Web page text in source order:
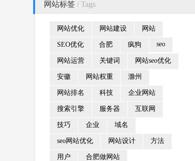
网站标签 / Tags
网站优化 网站建设 网站
SEO优化 合肥 疯狗 seo
网站运营 关键词 网站seo优化
安徽 网站权重 滁州
网站排名 科技 企业网站
搜索引擎 服务器 互联网
技巧 企业 域名
seo网站优化 网站设计 方法
用户 合肥做网站